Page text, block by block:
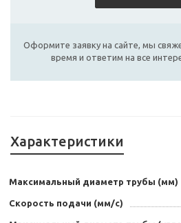
Оформите заявку на сайте, мы
время и ответим на все
Характеристики
Максимальный диаметр трубы (мм)
Скорость подачи (мм/с)